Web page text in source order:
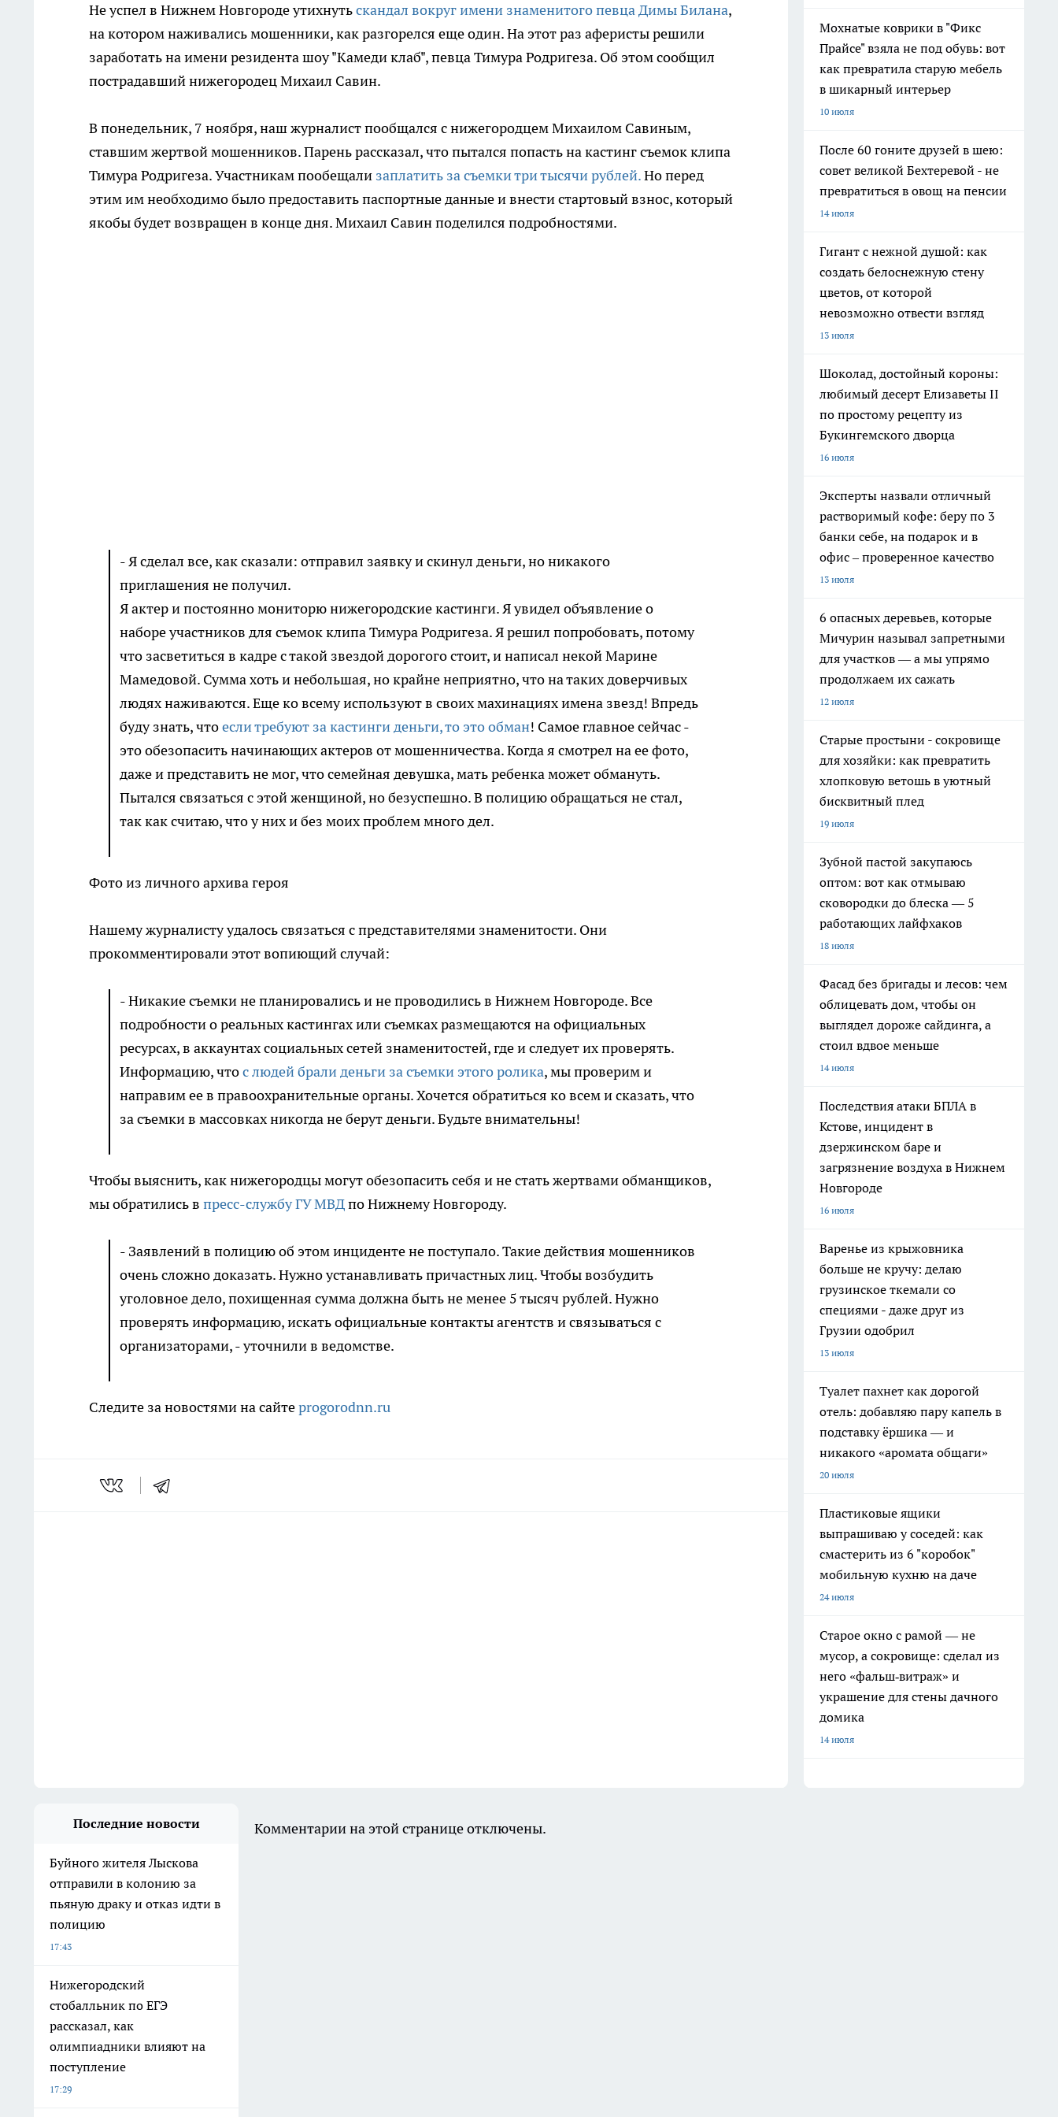
Не успел в Нижнем Новгороде утихнутьскандал вокруг имени знаменитого певца Димы Билана,
на котором наживались мошенники, как разгорелся еще один. На этот раз аферисты решили
заработать на имени резидента шоу "Камеди клаб", певца Тимура Родригеза. Об этом сообщил
пострадавший нижегородец Михаил Савин.
В понедельник, 7 ноября, наш журналист пообщался с нижегородцем Михаилом Савиным,
ставшим жертвой мошенников. Парень рассказал, что пытался попасть на кастинг съемок клипа
Тимура Родригеза. Участникам пообещали заплатить за съемки три тысячи рублей.Но перед
этим им необходимо было предоставить паспортные данные и внести стартовый взнос, который
якобы будет возвращен в конце дня. Михаил Савин поделился подробностями.
- Я сделал все, как сказали: отправил заявку и скинул деньги, но никакого
приглашения не получил.
Я актер и постоянно мониторю нижегородские кастинги. Я увидел объявление о
наборе участников для съемок клипа Тимура Родригеза. Я решил попробовать, потому
что засветиться в кадре с такой звездой дорогого стоит, и написал некой Марине
Мамедовой. Сумма хоть и небольшая, но крайне неприятно, что на таких доверчивых
людях наживаются. Еще ко всему используют в своих махинациях имена звезд! Впредь
буду знать, чтоесли требуют за кастинги деньги, то это обман! Самое главное сейчас -
это обезопасить начинающих актеров от мошенничества. Когда я смотрел на ее фото,
даже и представить не мог, что семейная девушка, мать ребенка может обмануть.
Пытался связаться с этой женщиной, но безуспешно. В полицию обращаться не стал,
так как считаю, что у них и без моих проблем много дел.
Фото из личного архива героя
Нашему журналисту удалось связаться с представителями знаменитости. Они
прокомментировали этот вопиющий случай:
- Никакие съемки не планировались и не проводились в Нижнем Новгороде. Все
подробности о реальных кастингах или съемках размещаются на официальных
ресурсах, в аккаунтах социальных сетей знаменитостей, где и следует их проверять.
Информацию, чтос людей брали деньги за съемки этого ролика, мы проверим и
направим ее в правоохранительные органы. Хочется обратиться ко всем и сказать, что
за съемки в массовках никогда не берут деньги. Будьте внимательны!
Чтобы выяснить, как нижегородцы могут обезопасить себя и не стать жертвами обманщиков,
мы обратились в пресс-службу ГУ МВДпо Нижнему Новгороду.
- Заявлений в полицию об этом инциденте не поступало. Такие действия мошенников
очень сложно доказать. Нужно устанавливать причастных лиц. Чтобы возбудить
уголовное дело, похищенная сумма должна быть не менее 5 тысяч рублей. Нужно
проверять информацию, искать официальные контакты агентств и связываться с
организаторами, - уточнили в ведомстве.
Следите за новостями на сайтеprogorodnn.ru
Мохнатые коврики в "Фикс
Прайсе" взяла не под обувь: вот
как превратила старую мебель
в шикарный интерьер
10 июля
После 60 гоните друзей в шею:
совет великой Бехтеревой - не
превратиться в овощ на пенсии
14 июля
Гигант с нежной душой: как
создать белоснежную стену
цветов, от которой
невозможно отвести взгляд
13 июля
Шоколад, достойный короны:
любимый десерт Елизаветы II
по простому рецепту из
Букингемского дворца
16 июля
Эксперты назвали отличный
растворимый кофе: беру по 3
банки себе, на подарок и в
офис – проверенное качество
13 июля
6 опасных деревьев, которые
Мичурин называл запретными
для участков — а мы упрямо
продолжаем их сажать
12 июля
Старые простыни - сокровище
для хозяйки: как превратить
хлопковую ветошь в уютный
бисквитный плед
19 июля
Зубной пастой закупаюсь
оптом: вот как отмываю
сковородки до блеска — 5
работающих лайфхаков
18 июля
Фасад без бригады и лесов: чем
облицевать дом, чтобы он
выглядел дороже сайдинга, а
стоил вдвое меньше
14 июля
Последствия атаки БПЛА в
Кстове, инцидент в
дзержинском баре и
загрязнение воздуха в Нижнем
Новгороде
16 июля
Варенье из крыжовника
больше не кручу: делаю
грузинское ткемали со
специями - даже друг из
Грузии одобрил
13 июля
Туалет пахнет как дорогой
отель: добавляю пару капель в
подставку ёршика — и
никакого «аромата общаги»
20 июля
Пластиковые ящики
выпрашиваю у соседей: как
смастерить из 6 "коробок"
мобильную кухню на даче
24 июля
Старое окно с рамой — не
мусор, а сокровище: сделал из
него «фальш‑витраж» и
украшение для стены дачного
домика
14 июля
Последние новости
Буйного жителя Лыскова
отправили в колонию за
пьяную драку и отказ идти в
полицию
17:43
Нижегородский
стобалльник по ЕГЭ
рассказал, как
олимпиадники влияют на
поступление
17:29
Комментарии на этой странице отключены.